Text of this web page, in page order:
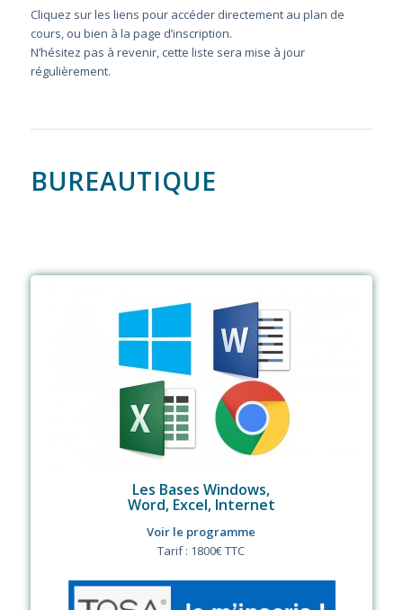
Cliquez sur les liens pour accéder directement au plan de
cours, ou bien à la page d’inscription.
N’hésitez pas à revenir, cette liste sera mise à jour
régulièrement.
BUREAUTIQUE
Les Bases Windows,
Word, Excel, Internet
Voir le programme
Tarif : 1800€ TTC